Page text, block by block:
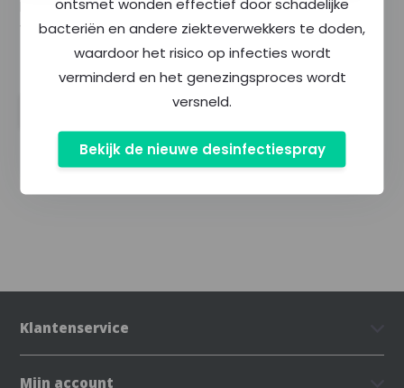
kartonnen doosje
verpakt. Gehoor...
Excl. btw
--,-- Incl. btw
Klantenservice
Mijn account
bacteriën en andere ziekteverwekkers te doden,
waardoor het risico op infecties wordt
verminderd en het genezingsproces wordt
versneld.
Bekijk de nieuwe desinfectiespray